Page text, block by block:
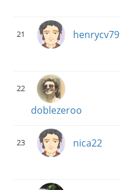
21 henrycv79
22
doblezeroo
23 nica22